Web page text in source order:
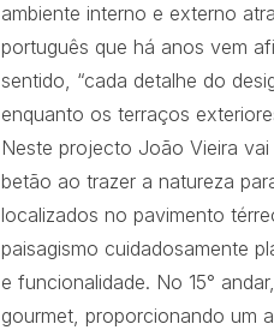
ambiente interno e externo
português que há anos vem
sentido, “cada detalhe do
enquanto os terraços
Neste projecto João Vieira
betão ao trazer a natureza
localizados no pavimento
paisagismo cuidadosamente
e funcionalidade. No 15°
gourmet, proporcionando um